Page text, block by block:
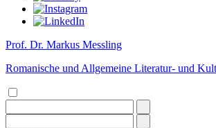
Prof. Dr. Markus Messling
Romanische und Allgemeine Literatur- und